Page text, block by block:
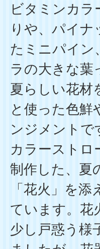
ビタミンカラ
りや、パイナ
たミニパイン
ラの大きな葉
夏らしい花材
と使った色鮮
ンジメントで
カラーストロ
制作した、夏
「花火」を
ています。花
少し戸惑う様